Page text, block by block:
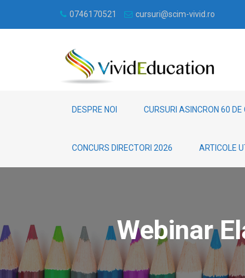
0746170521 cursuri@scim-vivid.ro
DESPRE NOI CURSURI ASINCRON 60 DE
CONCURS DIRECTORI 2026 ARTICOLE
Webinar